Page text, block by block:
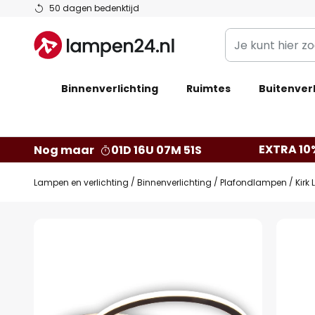
50 dagen bedenktijd
Ga
de
inhoud
Je
kunt
zoeken
webwinkel
Binnenverlichting Ruimtes
Nog maar 01D 16U 07M 50S EXTRA
Lampen en verlichting Binnenverlichting Plafondlampen Kirk